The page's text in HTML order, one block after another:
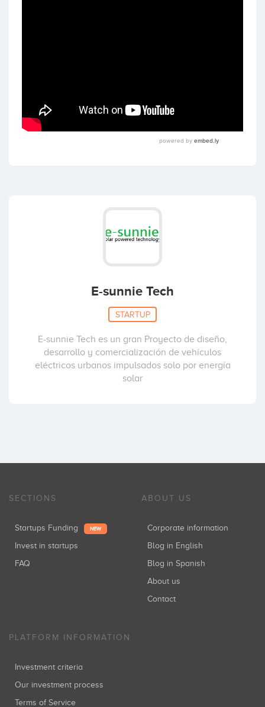
E-sunnie Tech
STARTUP
E-sunnie Tech es un gran Proyecto de diseño,
desarrollo y comercialización de vehículos
eléctricos urbanos impulsados solo por energía
solar
SECTIONS
Startups Funding NEW
Invest in startups
FAQ
ABOUT US
Corporate information
Blog in English
Blog in Spanish
About us
Contact
PLATFORM INFORMATION
Investment criteria
Our investment process
Terms of Service